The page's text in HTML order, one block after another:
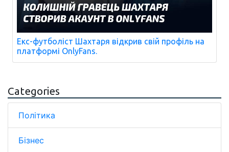
Екс-футболіст Шахтаря відкрив свій профіль на
платформі OnlyFans.
Categories
Політика
Бізнес